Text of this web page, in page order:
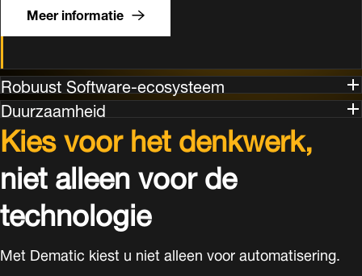
Meer informatie
Robuust Software-ecosysteem
Duurzaamheid
Kies voor het denkwerk,
niet alleen voor de
technologie
Met Dematic kiest u niet alleen voor automatisering.